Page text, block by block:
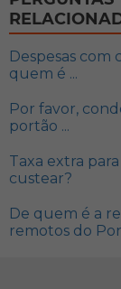
Despesas
quem é ...
Por favor,
portão ...
Taxa extra
custear?
De quem é a
remotos do